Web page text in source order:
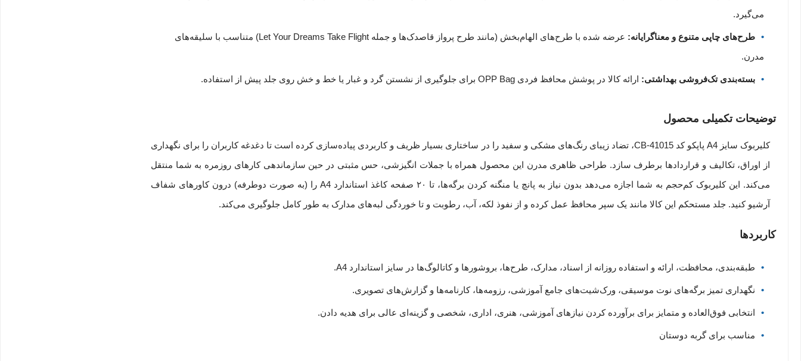
می‌گیرد.
طرح‌های چاپی متنوع و معناگرایانه:
عرضه شده با طرح‌های الهام‌بخش (مانند طرح پرواز قاصدک‌ها و جمله Let Your Dreams Take Flight) متناسب با سلیقه‌های
مدرن.
بسته‌بندی تک‌فروشی بهداشتی: ارائه کالا در پوشش محافظ فردی OPP Bag برای جلوگیری از نشستن گرد و غبار یا خط و خش روی جلد پیش از استفاده.
توضیحات تکمیلی محصول
کلیربوک سایز A4 پاپکو کد CB-41015، تضاد زیبای رنگ‌های مشکی و سفید را در ساختاری بسیار ظریف و کاربردی پیاده‌سازی کرده است تا دغدغه کاربران را برای نگهداری
از اوراق، تکالیف و قراردادها برطرف سازد. طراحی ظاهری مدرن این محصول همراه با جملات انگیزشی، حس مثبتی در حین سازماندهی کارهای روزمره به شما منتقل
می‌کند. این کلیربوک کم‌حجم به شما اجازه می‌دهد بدون نیاز به پانچ یا منگنه کردن برگه‌ها، تا ۲۰ صفحه کاغذ استاندارد A4 را (به صورت دوطرفه) درون کاورهای شفاف
آرشیو کنید. جلد مستحکم این کالا مانند یک سپر محافظ عمل کرده و از نفوذ لکه، آب، رطوبت و تا خوردگی لبه‌های مدارک به طور کامل جلوگیری می‌کند.
کاربردها
طبقه‌بندی، محافظت، ارائه و استفاده روزانه از اسناد، مدارک، طرح‌ها، بروشورها و کاتالوگ‌ها در سایز استاندارد A4.
نگهداری تمیز برگه‌های نوت موسیقی، ورک‌شیت‌های جامع آموزشی، رزومه‌ها، کارنامه‌ها و گزارش‌های تصویری.
انتخابی فوق‌العاده و متمایز برای برآورده کردن نیازهای آموزشی، هنری، اداری، شخصی و گزینه‌ای عالی برای هدیه دادن.
مناسب برای گربه دوستان